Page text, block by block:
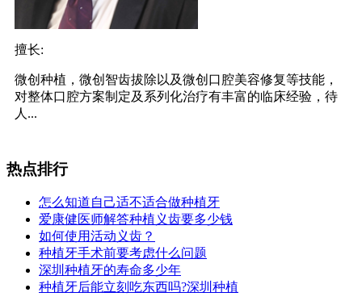
擅长:
微创种植，微创智齿拔除以及微创口腔美容修复等技能，
对整体口腔方案制定及系列化治疗有丰富的临床经验，待
人...
热点排行
怎么知道自己适不适合做种植牙
爱康健医师解答种植义齿要多少钱
如何使用活动义齿？
种植牙手术前要考虑什么问题
深圳种植牙的寿命多少年
种植牙后能立刻吃东西吗?深圳种植